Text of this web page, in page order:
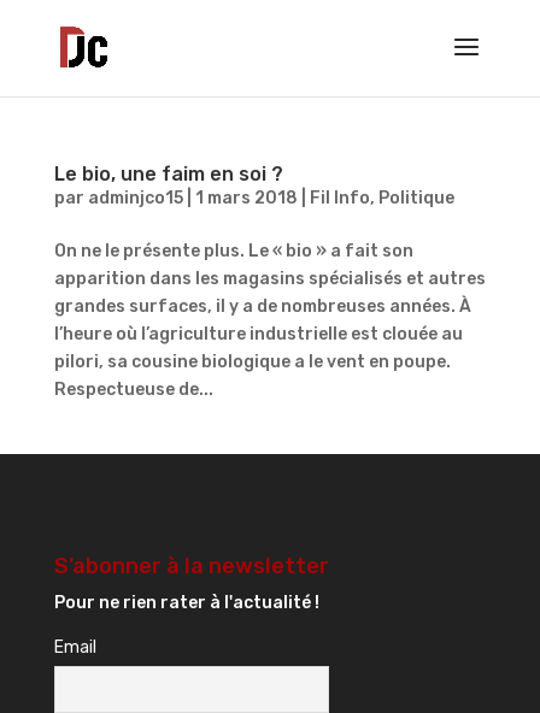
Le bio, une faim en soi ?
par adminjco15| 1 mars 2018 Fil Info, Politique
On ne le présente plus. Le « bio » a fait son
apparition dans les magasins spécialisés et autres
grandes surfaces, il y a de nombreuses années. À
l’heure où l’agriculture industrielle est clouée au
pilori, sa cousine biologique a le vent en poupe.
Respectueuse de...
S’abonner à la newsletter
Pour ne rien rater à l'actualité !
Email